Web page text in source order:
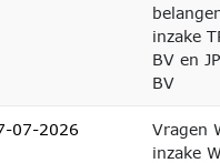
inzake
BV en
BV
07-2026
Vragen
inzake